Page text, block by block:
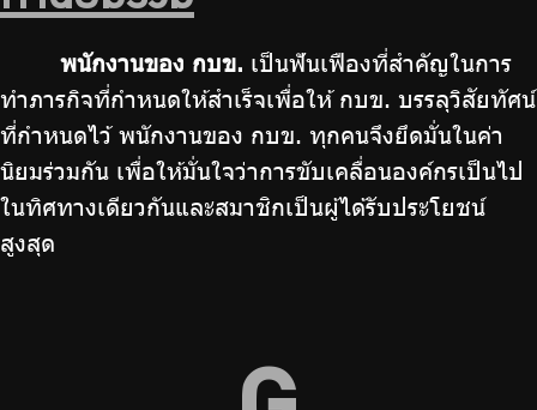
พนักงานของ กบข. เป็นฟันเฟืองที่สำคัญในการ
ทำภารกิจที่กำหนดให้สำเร็จเพื่อให้ กบข. บรรลุวิสัยทัศน์
ที่กำหนดไว้ พนักงานของ กบข. ทุกคนจึงยึดมั่นในค่า
นิยมร่วมกัน เพื่อให้มั่นใจว่าการขับเคลื่อนองค์กรเป็นไป
ในทิศทางเดียวกันและสมาชิกเป็นผู้ได้รับประโยชน์
สูงสุด